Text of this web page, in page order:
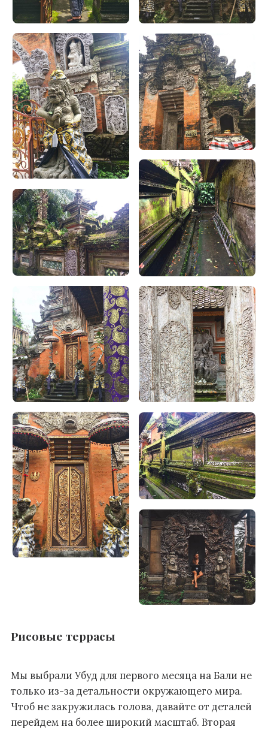
Рисовые террасы
Мы выбрали Убуд для первого месяца на Бали не
только из-за детальности окружающего мира.
Чтоб не закружилась голова, давайте от деталей
перейдем на более широкий масштаб. Вторая